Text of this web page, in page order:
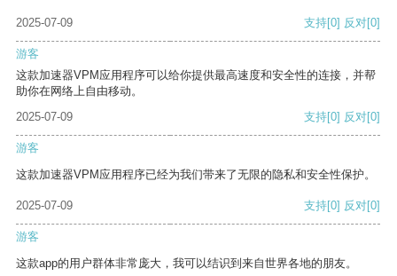
2025-07-09 支持[0] 反对[0]
游客
这款加速器VPM应用程序可以给你提供最高速度和安全性的连接，并帮
助你在网络上自由移动。
2025-07-09
支持[0] 反对[0]
游客
这款加速器VPM应用程序已经为我们带来了无限的隐私和安全性保护。
2025-07-09 支持[0] 反对[0]
游客
这款app的用户群体非常庞大，我可以结识到来自世界各地的朋友。